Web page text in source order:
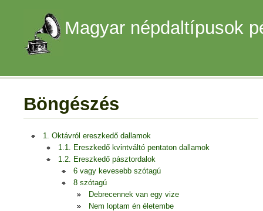
Magyar népdaltípusok
Böngészés
1. Oktávról ereszkedő dallamok
1.1. Ereszkedő kvintváltó pentaton dallamok
1.2. Ereszkedő pásztordalok
6 vagy kevesebb szótagú
8 szótagú
Debrecennek van egy vize
Nem loptam én életembe